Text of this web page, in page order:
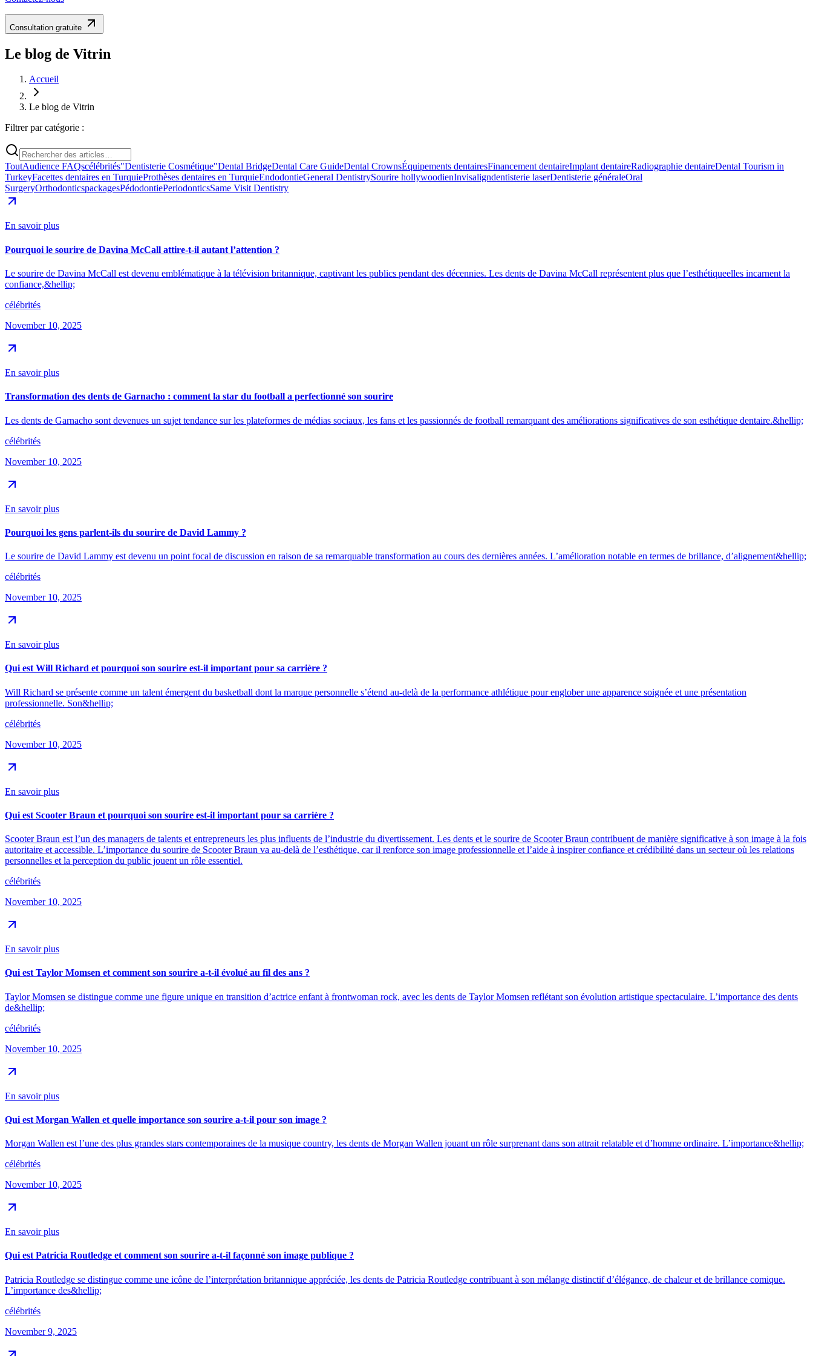
Consultation gratuite
Le blog de Vitrin
Accueil
Le blog de Vitrin
Filtrer par catégorie :
ToutAudience FAQscélébrités"Dentisterie Cosmétique"Dental BridgeDental Care GuideDental CrownsÉquipements dentairesFinancement dentaireImplant dentaireRadiographie dentaireDental Tourism in
TurkeyFacettes dentaires en TurquieProthèses dentaires en TurquieEndodontieGeneral DentistrySourire hollywoodienInvisaligndentisterie laserDentisterie généraleOral
SurgeryOrthodonticspackagesPédodontiePeriodonticsSame Visit Dentistry
En savoir plus
Pourquoi le sourire de Davina McCall attire-t-il autant l’attention ?
Le sourire de Davina McCall est devenu emblématique à la télévision britannique, captivant les publics pendant des décennies. Les dents de Davina McCall représentent plus que l’esthétiqueelles incarnent la
confiance,&hellip;
célébrités
November 10, 2025
En savoir plus
Transformation des dents de Garnacho : comment la star du football a perfectionné son sourire
Les dents de Garnacho sont devenues un sujet tendance sur les plateformes de médias sociaux, les fans et les passionnés de football remarquant des améliorations significatives de son esthétique dentaire.&hellip;
célébrités
November 10, 2025
En savoir plus
Pourquoi les gens parlent-ils du sourire de David Lammy ?
Le sourire de David Lammy est devenu un point focal de discussion en raison de sa remarquable transformation au cours des dernières années. L’amélioration notable en termes de brillance, d’alignement&hellip;
célébrités
November 10, 2025
En savoir plus
Qui est Will Richard et pourquoi son sourire est-il important pour sa carrière ?
Will Richard se présente comme un talent émergent du basketball dont la marque personnelle s’étend au-delà de la performance athlétique pour englober une apparence soignée et une présentation
professionnelle. Son&hellip;
célébrités
November 10, 2025
En savoir plus
Qui est Scooter Braun et pourquoi son sourire est-il important pour sa carrière ?
Scooter Braun est l’un des managers de talents et entrepreneurs les plus influents de l’industrie du divertissement. Les dents et le sourire de Scooter Braun contribuent de manière significative à son image à la fois
autoritaire et accessible. L’importance du sourire de Scooter Braun va au-delà de l’esthétique, car il renforce son image professionnelle et l’aide à inspirer confiance et crédibilité dans un secteur où les relations
personnelles et la perception du public jouent un rôle essentiel.
célébrités
November 10, 2025
En savoir plus
Qui est Taylor Momsen et comment son sourire a-t-il évolué au fil des ans ?
Taylor Momsen se distingue comme une figure unique en transition d’actrice enfant à frontwoman rock, avec les dents de Taylor Momsen reflétant son évolution artistique spectaculaire. L’importance des dents
de&hellip;
célébrités
November 10, 2025
En savoir plus
Qui est Morgan Wallen et quelle importance son sourire a-t-il pour son image ?
Morgan Wallen est l’une des plus grandes stars contemporaines de la musique country, les dents de Morgan Wallen jouant un rôle surprenant dans son attrait relatable et d’homme ordinaire. L’importance&hellip;
célébrités
November 10, 2025
En savoir plus
Qui est Patricia Routledge et comment son sourire a-t-il façonné son image publique ?
Patricia Routledge se distingue comme une icône de l’interprétation britannique appréciée, les dents de Patricia Routledge contribuant à son mélange distinctif d’élégance, de chaleur et de brillance comique.
L’importance des&hellip;
célébrités
November 9, 2025